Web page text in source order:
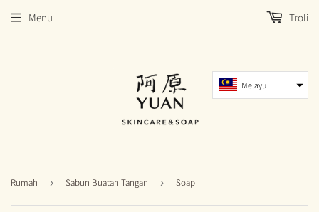
Menu Troli
Rumah › Sabun Buatan Tangan › Soap
Melayu